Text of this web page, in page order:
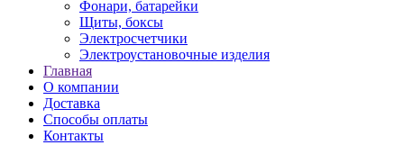
Фонари, батарейки
Щиты, боксы
Электросчетчики
Электроустановочные изделия
Главная
О компании
Доставка
Способы оплаты
Контакты